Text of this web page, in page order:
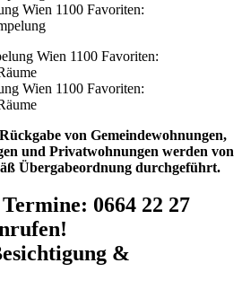
Wien 1100 Favoriten:
Wien 1100 Favoriten:
von Gemeindewohnungen,
und Privatwohnungen werden von
Übergabeordnung durchgeführt.
: 0664 22 27
&